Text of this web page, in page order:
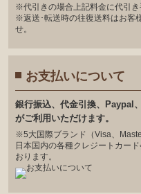
※代引きの場合上記料金に代引き
※返送･転送時の往復送料はお客
せ。
お支払いについて
銀⾏振込、代⾦引換、Paypal
がご利⽤いただけます。
※5大国際ブランド（Visa、
日本国内の各種クレジートカー
おります。